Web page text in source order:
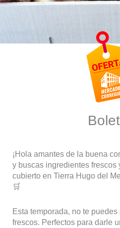
¡Hola amantes de la buena
y buscas ingredientes frescos
cubierto en Tierra Hugo del
🛒
Esta temporada, no te
frescos. Perfectos para darle